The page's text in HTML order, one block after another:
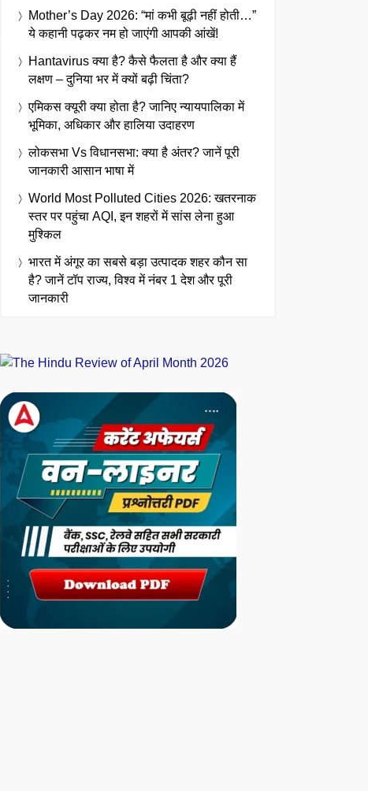
Mother’s Day 2026: “मां कभी बूढ़ी नहीं होती…”
ये कहानी पढ़कर नम हो जाएंगी आपकी आंखें!
Hantavirus क्या है? कैसे फैलता है और क्या हैं
लक्षण – दुनिया भर में क्यों बढ़ी चिंता?
एमिकस क्यूरी क्या होता है? जानिए न्यायपालिका में
भूमिका, अधिकार और हालिया उदाहरण
लोकसभा Vs विधानसभा: क्या है अंतर? जानें पूरी
जानकारी आसान भाषा में
World Most Polluted Cities 2026: खतरनाक
स्तर पर पहुंचा AQI, इन शहरों में सांस लेना हुआ
मुश्किल
भारत में अंगूर का सबसे बड़ा उत्पादक शहर कौन सा
है? जानें टॉप राज्य, विश्व में नंबर 1 देश और पूरी
जानकारी